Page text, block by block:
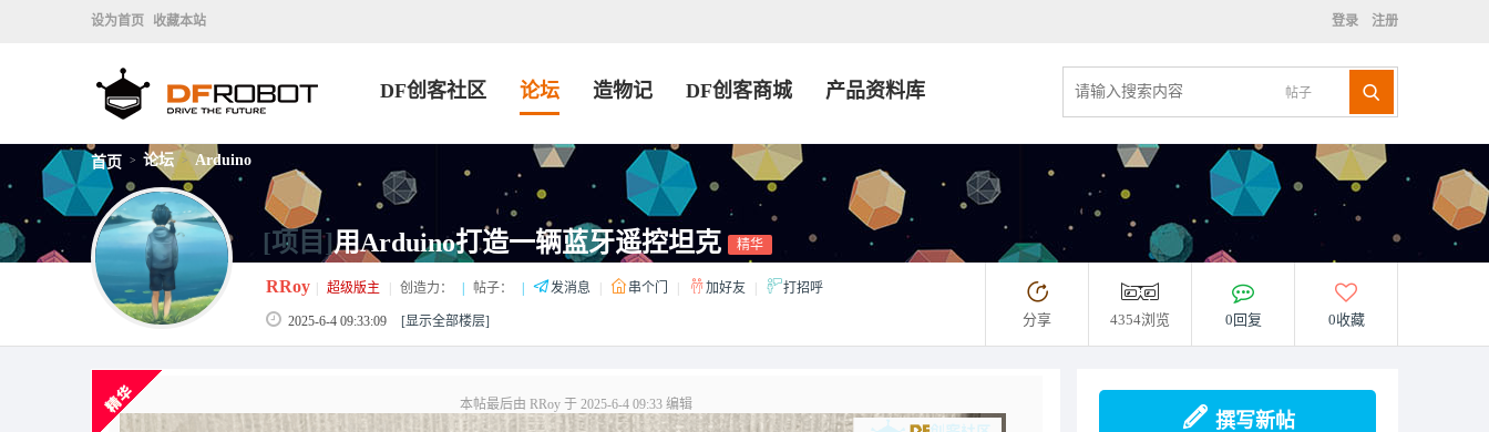
设为首页 收藏本站 登录 注册
帖子
DF创客社区 论坛 造物记 DF创客商城 产品资料库
首页 > 论坛 > Arduino
[项目]用Arduino打造一辆蓝牙遥控坦克 精华
RRoy 超级版主 创造力： 帖子： 发消息 串个门 加好友 打招呼
2025-6-4 09:33:09 [显示全部楼层] 分享 4354浏览 0回复 0收藏
本帖最后由 RRoy 于 2025-6-4 09:33 编辑
撰写新帖